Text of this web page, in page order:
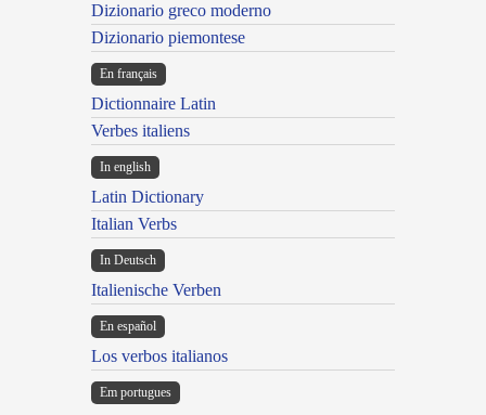
Dizionario greco moderno
Dizionario piemontese
En français
Dictionnaire Latin
Verbes italiens
In english
Latin Dictionary
Italian Verbs
In Deutsch
Italienische Verben
En español
Los verbos italianos
Em portugues